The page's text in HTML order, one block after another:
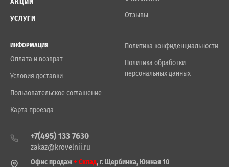
АКЦИИ
УСЛУГИ
Отзывы
ИНФОРМАЦИЯ
Оплата и возврат
Условия доставки
Пользовательское соглашение
Карта проезда
Политика конфиденциальности
Политика обработки
персональных данных
+7(495) 133 7630
zakaz@krovelnii.ru
Офис продаж+ Склад, г. Щербинка, Южная 10